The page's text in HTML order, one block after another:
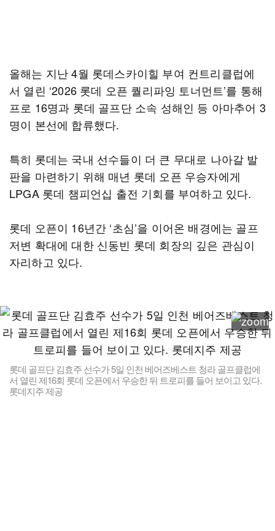
올해는 지난 4월 롯데스카이힐 부여 컨트리클럽에
서 열린 ‘2026 롯데 오픈 퀄리파잉 토너먼트’를 통해
프로 16명과 롯데 골프단 소속 성해인 등 아마추어 3
명이 본선에 합류했다.
특히 롯데는 국내 선수들이 더 큰 무대로 나아갈 발
판을 마련하기 위해 매년 롯데 오픈 우승자에게
LPGA 롯데 챔피언십 출전 기회를 부여하고 있다.
롯데 오픈이 16년간 ‘초심’을 이어온 배경에는 골프
저변 확대에 대한 신동빈 롯데 회장의 깊은 관심이
자리하고 있다.
롯데 골프단 김효주 선수가 5일 인천 베어즈베스트 청라 골프클럽에
서 열린 제16회 롯데 오픈에서 우승한 뒤 트로피를 들어 보이고 있다.
롯데지주 제공